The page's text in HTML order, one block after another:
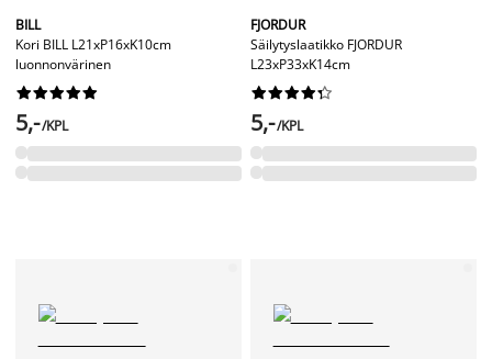
BILL
Kori BILL L21xP16xK10cm
luonnonvärinen






5,-/KPL
FJORDUR
Säilytyslaatikko FJORDUR
L23xP33xK14cm






5,-/KPL